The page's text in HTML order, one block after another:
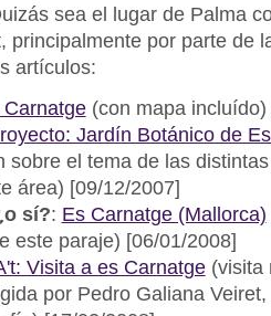
sea el lugar de Palma
principalmente por parte de
artículos:
Carnatge(con mapa incluído)
Jardín Botánico de
sobre el tema de las
área) [09/12/2007]
sí?: Es Carnatge (Mallorca)
este paraje) [06/01/2008]
Visita a es Carnatge(visita
por Pedro Galiana